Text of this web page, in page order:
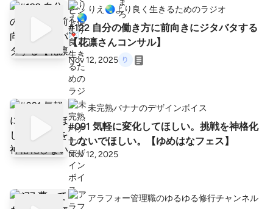
りえ🌏️より良く生きるためのラジオ
#122 自分の働き方に前向きにジタバタする
【花凛さんコンサル】
Nov 12, 2025
未完熟バナナのデザインボイス
#091 気軽に変化してほしい。挑戦を神格化
しないでほしい。【ゆめはなフェス】
Nov 12, 2025
アラフォー管理職のゆるゆる修行チャンネル